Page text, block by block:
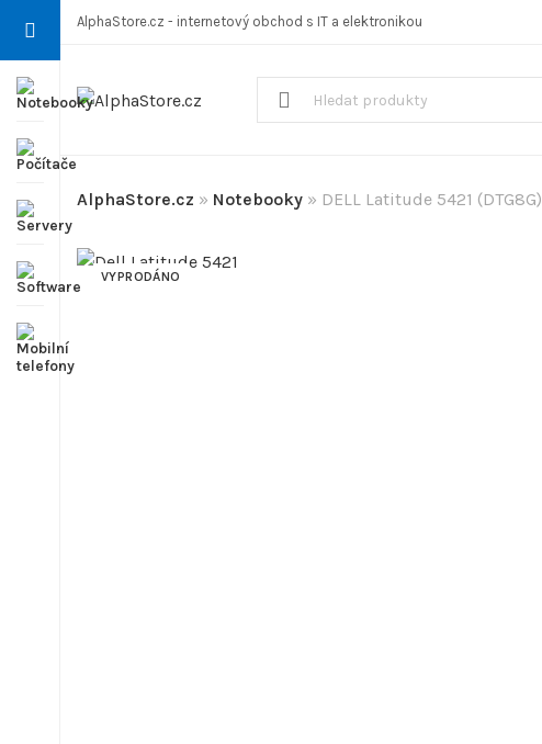
AlphaStore.cz - internetový obchod s IT a elektronikou
AlphaStore.cz » Notebooky » DELL Latitude 5421 (DTG8G)
VYPRODÁNO